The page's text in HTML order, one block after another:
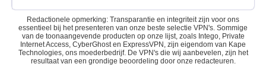
Redactionele opmerking: Transparantie en integriteit zijn voor ons
essentieel bij het presenteren van onze beste selectie VPN's. Sommige
van de toonaangevende producten op onze lijst, zoals Intego, Private
Internet Access, CyberGhost en ExpressVPN, zijn eigendom van Kape
Technologies, ons moederbedrijf. De VPN's die wij aanbevelen, zijn het
resultaat van een grondige beoordeling door onze redacteuren.